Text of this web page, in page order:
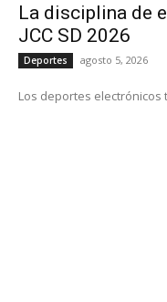
La disciplina de
JCC SD 2026
Deportes agosto 5, 2026
Los deportes electrónicos